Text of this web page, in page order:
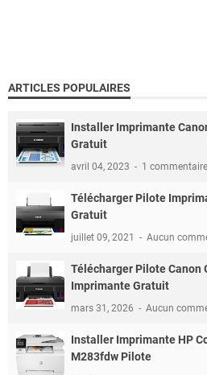
ARTICLES POPULAIRES
Installer Imprimante
Gratuit
avril 04, 2023 1 commentaire
Télécharger Pilote
Gratuit
juillet 09, 2021 Aucun
Télécharger Pilote Canon
Imprimante Gratuit
mars 31, 2026 Aucun
Installer Imprimante HP
M283fdw Pilote